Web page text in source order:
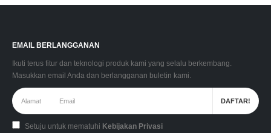
EMAIL BERLANGGANAN
Ikuti terus fitur dan teknologi produk kami yang selalu berkembang.
Masukkan email Anda dan berlangganan buletin kami.
Setuju untuk mematuhi Kebijakan Privasi